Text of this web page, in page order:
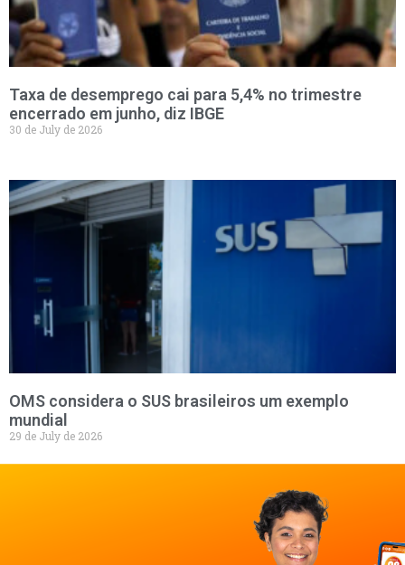
Taxa de desemprego cai para 5,4% no trimestre
encerrado em junho, diz IBGE
30 de July de 2026
OMS considera o SUS brasileiros um exemplo
mundial
29 de July de 2026